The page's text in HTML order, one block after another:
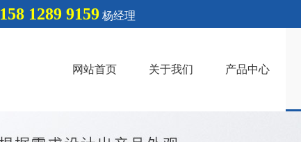
158 1289 9159 杨经理
网站首页 关于我们 产品中心